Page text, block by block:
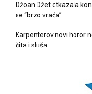
Džoan Džet otkazala
se “brzo vraća”
Karpenterov novi horor
čita i sluša